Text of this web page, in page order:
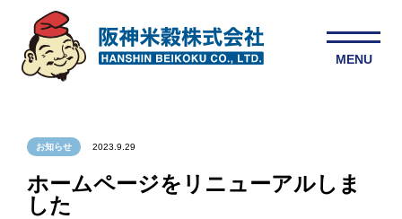
お知らせ 2023.9.29
ホームページをリニューアルしま
した